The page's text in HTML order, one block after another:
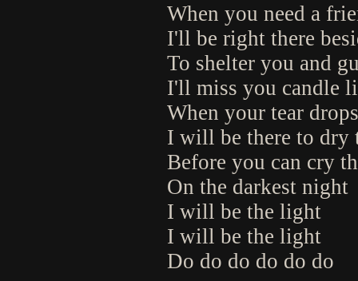
When you need a
I'll be right there
To shelter you and
I'll miss you candle
When your tear
I will be there to dry
Before you can cry
On the darkest night
I will be the light
I will be the light
Do do do do do do